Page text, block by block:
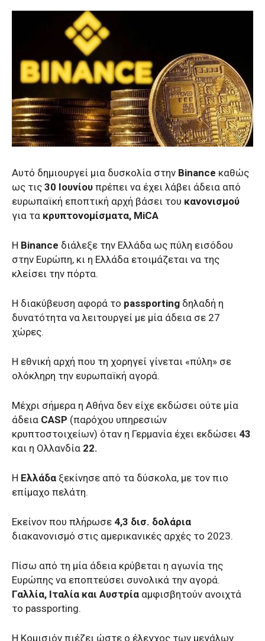
Αυτό δημιουργεί μια δυσκολία στην Binance καθώς
ως τις 30 Iουνίου πρέπει να έχει λάβει άδεια από
ευρωπαϊκή εποπτική αρχή βάσει του κανονισμού
για τα κρυπτονομίσματα, MiCA
Η Binance διάλεξε την Ελλάδα ως πύλη εισόδου
στην Ευρώπη, κι η Ελλάδα ετοιμάζεται να της
κλείσει την πόρτα.
H διακύβευση αφορά το passporting δηλαδή η
δυνατότητα να λειτουργεί με μία άδεια σε 27
χώρες.
Η εθνική αρχή που τη χορηγεί γίνεται «πύλη» σε
ολόκληρη την ευρωπαϊκή αγορά.
Μέχρι σήμερα η Αθήνα δεν είχε εκδώσει ούτε μία
άδεια CASP (παρόχου υπηρεσιών
κρυπτοστοιχείων) όταν η Γερμανία έχει εκδώσει 43
και η Ολλανδία 22.
Η Ελλάδα ξεκίνησε από τα δύσκολα, με τον πιο
επίμαχο πελάτη.
Εκείνον που πλήρωσε 4,3 δισ. δολάρια
διακανονισμό στις αμερικανικές αρχές το 2023.
Πίσω από τη μία άδεια κρύβεται η αγωνία της
Ευρώπης να εποπτεύσει συνολικά την αγορά.
Γαλλία, Ιταλία και Αυστρία αμφισβητούν ανοιχτά
το passporting.
Η Κομισιόν πιέζει ώστε ο έλεγχος των μεγάλων